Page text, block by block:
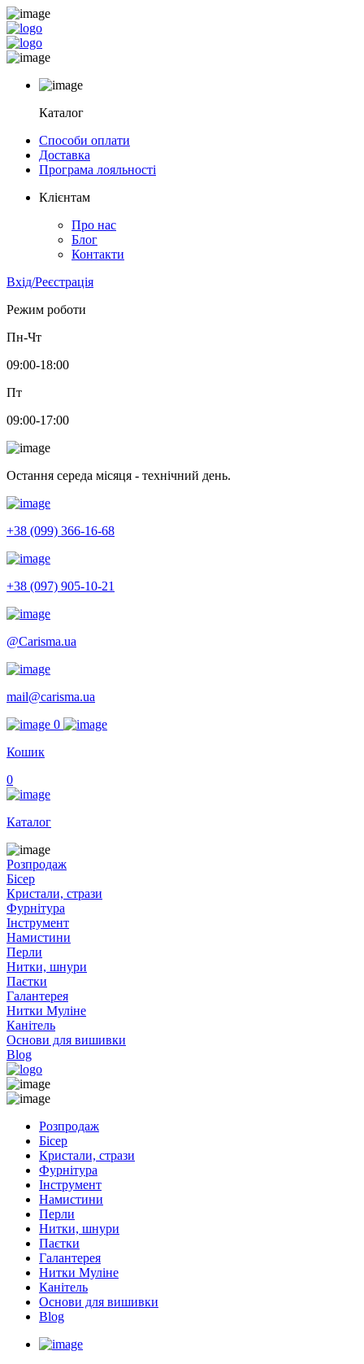
Каталог
Способи оплати
Доставка
Програма лояльності
Клієнтам
Про нас
Блог
Контакти
Вхід/Реєстрація
Режим роботи
Пн-Чт
09:00-18:00
Пт
09:00-17:00
Остання середа місяця - технічний день.
+38 (099) 366-16-68
+38 (097) 905-10-21
@Carisma.ua
mail@carisma.ua
0
Кошик
0
Каталог
Розпродаж
Бісер
Кристали, стрази
Фурнітура
Інструмент
Намистини
Перли
Нитки, шнури
Паєтки
Галантерея
Нитки Муліне
Канітель
Основи для вишивки
Blog
Розпродаж
Бісер
Кристали, стрази
Фурнітура
Інструмент
Намистини
Перли
Нитки, шнури
Паєтки
Галантерея
Нитки Муліне
Канітель
Основи для вишивки
Blog